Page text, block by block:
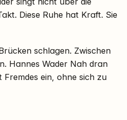
Diese Ruhe hat Kraft. Sie
schlagen. Zwischen
Hannes Wader Nah dran
ein, ohne sich zu